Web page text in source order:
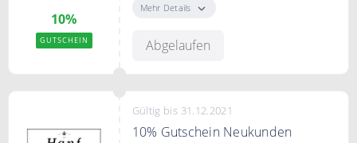
10%
GUTSCHEIN
MBW 75€
Mehr Details
Abgelaufen
Gültig bis 31.12.2021
10% Gutschein Neukunden